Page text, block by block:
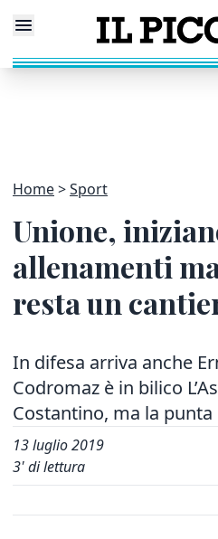
Home Sport
Unione,
allenamenti
resta un
In difesa arriva anche
Codromaz è in bilico
Costantino, ma la
13 luglio 2019
3' di lettura